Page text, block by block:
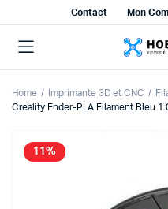
Contact Mon
Home Imprimante 3D et CNC
Creality Ender-PLA Filament Bleu
11%